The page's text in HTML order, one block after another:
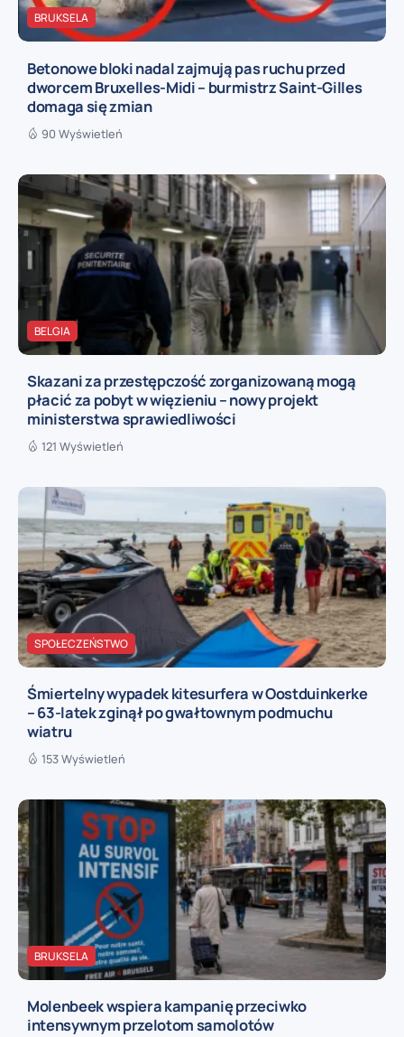
BRUKSELA
Betonowe bloki nadal zajmują pas ruchu przed
dworcem Bruxelles-Midi – burmistrz Saint-Gilles
domaga się zmian
90 Wyświetleń
BELGIA
Skazani za przestępczość zorganizowaną mogą
płacić za pobyt w więzieniu – nowy projekt
ministerstwa sprawiedliwości
121 Wyświetleń
SPOŁECZEŃSTWO
Śmiertelny wypadek kitesurfera w Oostduinkerke
– 63-latek zginął po gwałtownym podmuchu
wiatru
153 Wyświetleń
BRUKSELA
Molenbeek wspiera kampanię przeciwko
intensywnym przelotom samolotów